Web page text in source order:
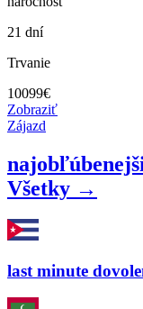
21 dní
Trvanie
10099€
Zobraziť
Zájazd
Všetky →
last minute